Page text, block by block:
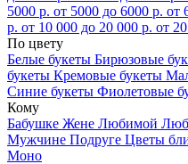
5000 р. от 5000 до 6000 р. от
р. от 10 000 до 20 000 р. от
По цвету
Белые букеты Бирюзовые
букеты Кремовые букеты
Синие букеты Фиолетовые
Кому
Бабушке Жене Любимой
Мужчине Подруге Цветы
Моно